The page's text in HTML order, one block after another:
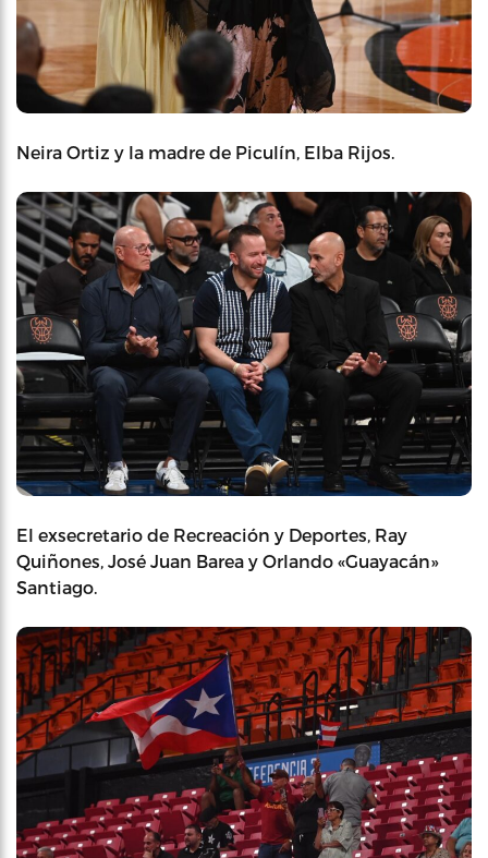
Neira Ortiz y la madre de Piculín, Elba Rijos.
El exsecretario de Recreación y Deportes, Ray
Quiñones, José Juan Barea y Orlando «Guayacán»
Santiago.